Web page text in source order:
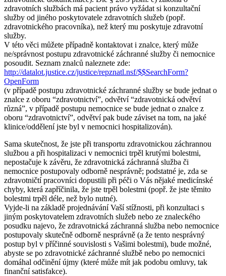
zdravotních službách má pacient právo vyžádat si konzultační
služby od jiného poskytovatele zdravotních služeb (popř.
zdravotnického pracovníka), než který mu poskytuje zdravotní
služby.
V této věci můžete případně kontaktovat i znalce, který může
ne/správnost postupu zdravotnické záchranné služby či nemocnice
posoudit. Seznam znalců naleznete zde:
http://datalot.justice.cz/justice/repznatl.nsf/$$SearchForm?
OpenForm
(v případě postupu zdravotnické záchranné služby se bude jednat o
znalce z oboru “zdravotnictví”, odvětví “zdravotnická odvětví
různá”, v případě postupu nemocnice se bude jednat o znalce z
oboru “zdravotnictví”, odvětví pak bude záviset na tom, na jaké
klinice/oddělení jste byl v nemocnici hospitalizován).
Sama skutečnost, že jste při transportu zdravotnickou záchrannou
službou a při hospitalizaci v nemocnici trpěl krutými bolestmi,
nepostačuje k závěru, že zdravotnická záchranná služba či
nemocnice postupovaly odborně nesprávně; podstatné je, zda se
zdravotničtí pracovníci dopustili při péči o Vás nějaké medicínské
chyby, která zapříčinila, že jste trpěl bolestmi (popř. že jste těmito
bolestmi trpěl déle, než bylo nutné).
Vyjde-li na základě projednávání Vaší stížnosti, při konzultaci s
jiným poskytovatelem zdravotních služeb nebo ze znaleckého
posudku najevo, že zdravotnická záchranná služba nebo nemocnice
postupovaly skutečně odborně nesprávně (a že tento nesprávný
postup byl v příčinné souvislosti s Vašimi bolestmi), bude možné,
abyste se po zdravotnické záchranné službě nebo po nemocnici
domáhal odčinění újmy (které může mít jak podobu omluvy, tak
finanční satisfakce).